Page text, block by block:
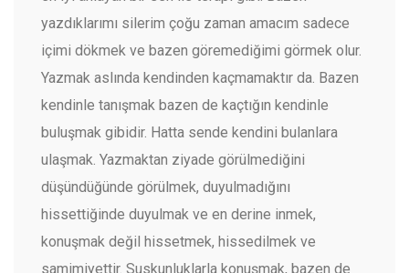
yazdıklarımı silerim çoğu zaman amacım sadece
içimi dökmek ve bazen göremediğimi görmek olur.
Yazmak aslında kendinden kaçmamaktır da. Bazen
kendinle tanışmak bazen de kaçtığın kendinle
buluşmak gibidir. Hatta sende kendini bulanlara
ulaşmak. Yazmaktan ziyade görülmediğini
düşündüğünde görülmek, duyulmadığını
hissettiğinde duyulmak ve en derine inmek,
konuşmak değil hissetmek, hissedilmek ve
samimiyettir. Suskunluklarla konuşmak, bazen de